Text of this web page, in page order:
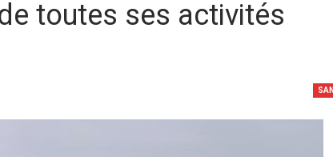
toutes ses activités